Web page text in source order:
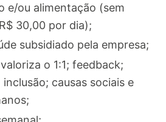
e/ou alimentação (sem
30,00 por dia);
subsidiado pela empresa;
o 1:1; feedback;
causas sociais e